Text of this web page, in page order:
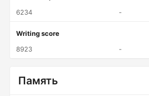
6234
-
Writing score
8923
-
Память